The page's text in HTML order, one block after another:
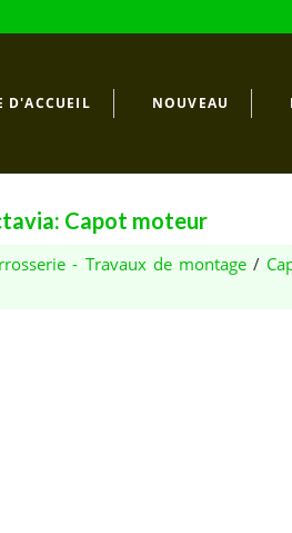
D'ACCUEIL NOUVEAU
Capot moteur
- Travaux de montage/